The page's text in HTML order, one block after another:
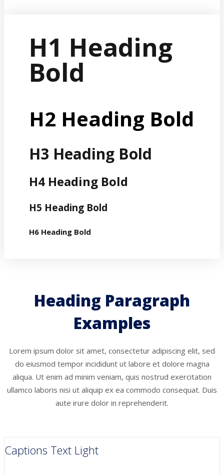
H1 Heading
Bold
H2 Heading Bold
H3 Heading Bold
H4 Heading Bold
H5 Heading Bold
H6 Heading Bold
Heading Paragraph
Examples
Lorem ipsum dolor sit amet, consectetur adipiscing elit, sed
do eiusmod tempor incididunt ut labore et dolore magna
aliqua. Ut enim ad minim veniam, quis nostrud exercitation
ullamco laboris nisi ut aliquip ex ea commodo consequat. Duis
aute irure dolor in reprehenderit.
Captions Text Light